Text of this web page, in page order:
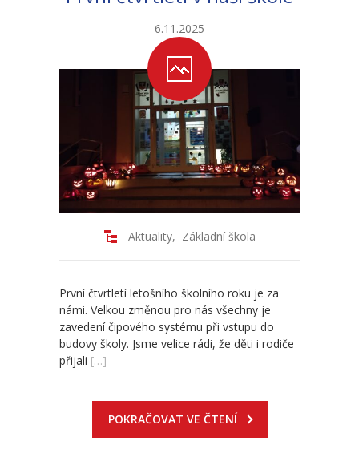
6.11.2025
Aktuality, Základní škola
První čtvrtletí letošního školního roku je za
námi. Velkou změnou pro nás všechny je
zavedení čipového systému při vstupu do
budovy školy. Jsme velice rádi, že děti i rodiče
přijali […]
POKRAČOVAT VE ČTENÍ